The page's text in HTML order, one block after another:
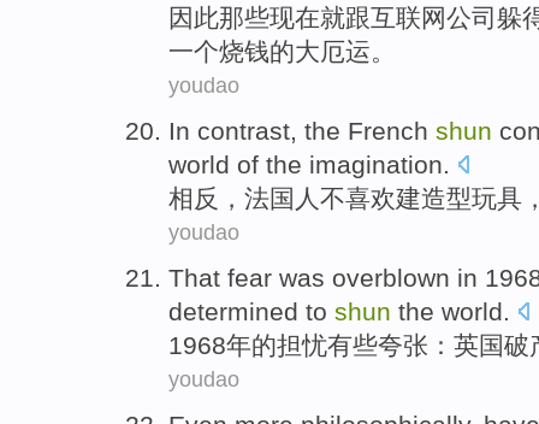
因此那些现在就跟互联网公司 躲
一个烧钱的大厄运。
youdao
In contrast, the French shun
world of the imagination.
相反 ， 法国人 不喜欢建造型玩具
youdao
That fear was overblown in
determined to shun the world.
1968年的担忧有些夸张： 英国破
youdao